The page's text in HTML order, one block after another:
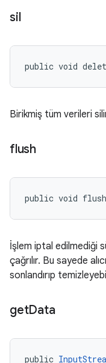
sil
public void
Birikmiş tüm verileri
flush
public void
İşlem iptal edilmediği
çağrılır. Bu sayede
sonlandırıp
getData
public